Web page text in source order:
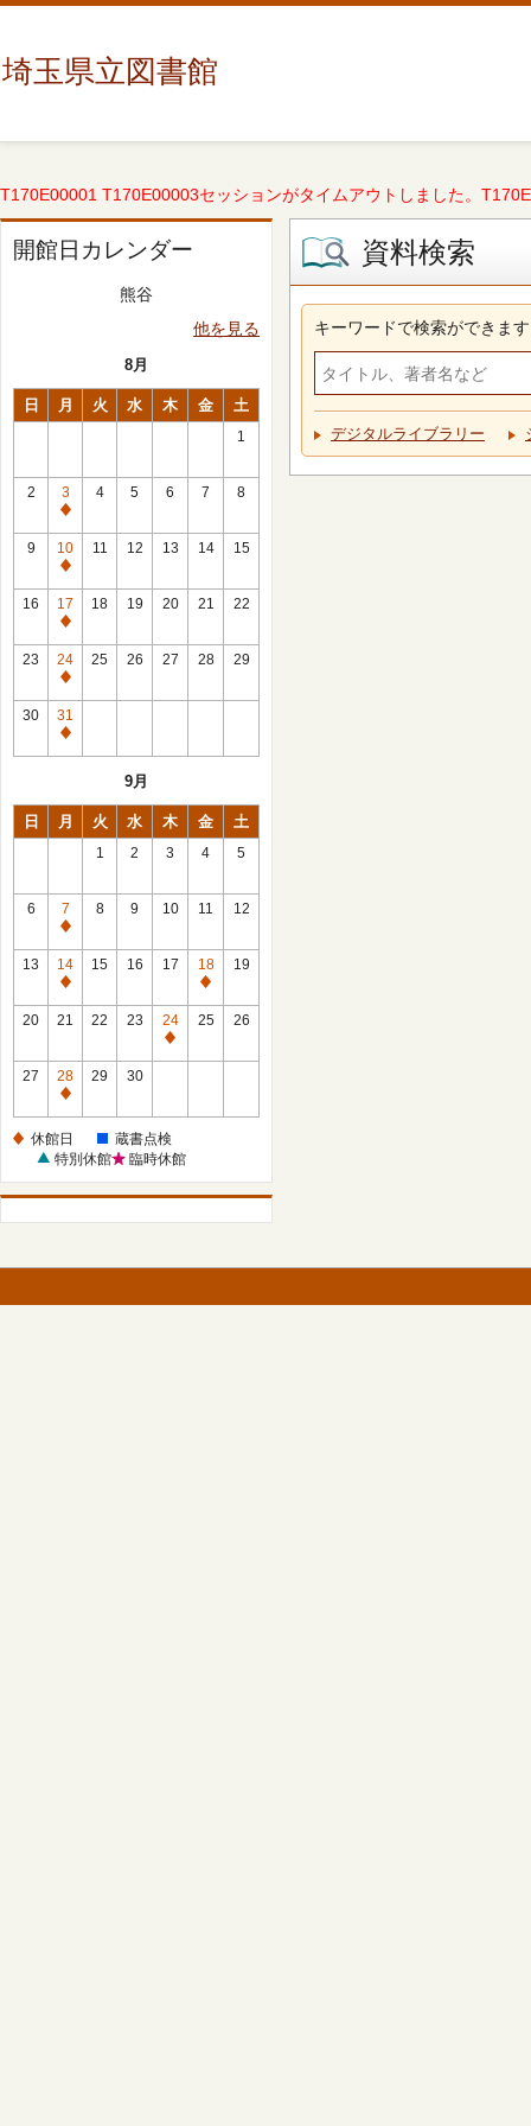
埼玉県立図書館
T170E00001 T170E00003セッションがタイムアウトしました。
開館日カレンダー
熊谷
他を見る
8月
日 月 火 水 木 金 土
1
2
3
休
館
日
4 5 6 7 8
9
10
休
館
日
11 12 13 14 15
16
17
休
館
日
18 19 20 21 22
23
24
休
館
日
25 26 27 28 29
30
31
休
9月
日 月 火 水 木 金 土
1 2 3 4 5
6
7
休
館
日
8 9 10 11 12
13
14
休
館
15 16 17
18
休
館
19
20 21 22 23
24
休
25 26
27
28
休
日
29 30
休館日
蔵書点検
特別休館
臨時休館
資料検索
キーワードで検索ができます
デジタルライブラリー